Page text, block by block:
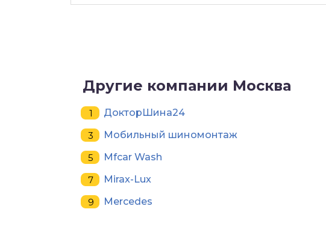
Другие компании Москва
ДокторШина24
Мобильный шиномонтаж
Mfcar Wash
Mirax-Lux
Mercedes